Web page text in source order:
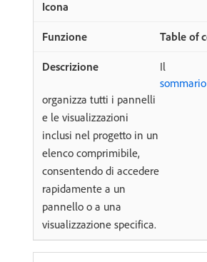
Table of
Il
sommario
organizza tutti i pannelli
e le visualizzazioni
inclusi nel progetto in un
elenco comprimibile,
consentendo di accedere
rapidamente a un
pannello o a una
visualizzazione specifica.